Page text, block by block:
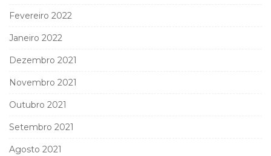
Fevereiro 2022
Janeiro 2022
Dezembro 2021
Novembro 2021
Outubro 2021
Setembro 2021
Agosto 2021